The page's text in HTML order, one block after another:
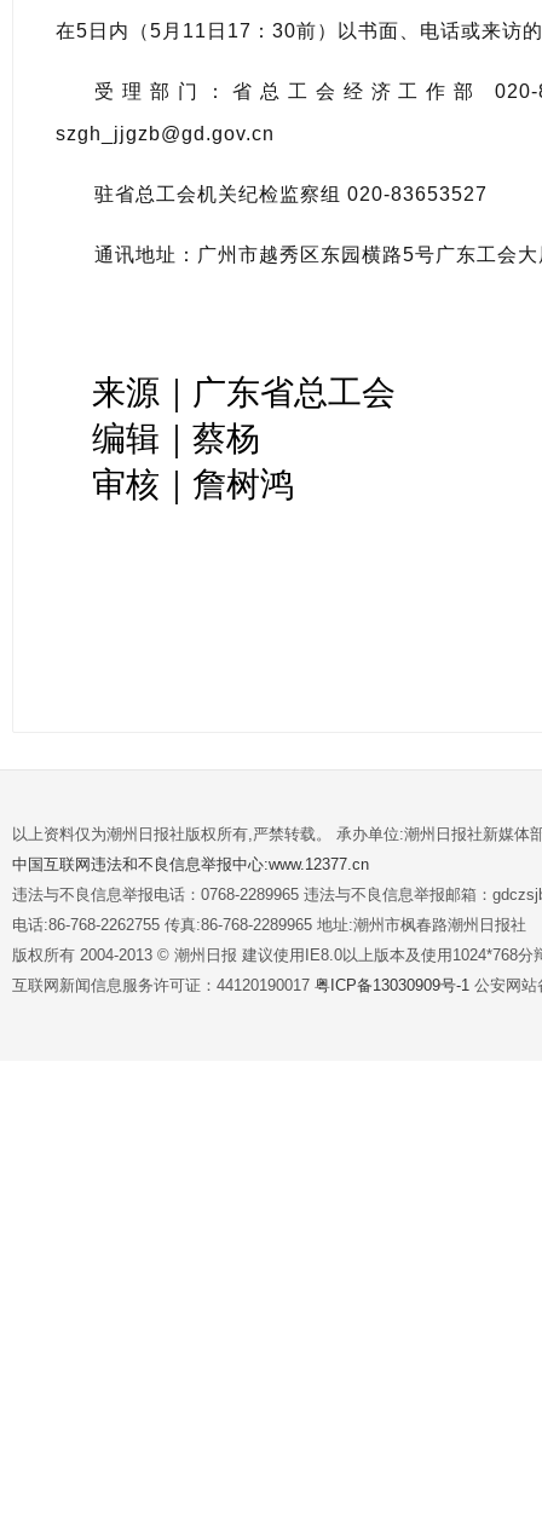
在5日内（5月11日17：30前）以书面、电话或来访
受理部门：省总工会经济工作部 020-
szgh_jjgzb@gd.gov.cn
驻省总工会机关纪检监察组 020-83653527
通讯地址：广州市越秀区东园横路5号广东工会
来源｜广东省总工会
编辑｜蔡杨
审核｜詹树鸿
以上资料仅为潮州日报社版权所有,严禁转载。 承办单位:潮州日报社新媒体
中国互联网违法和不良信息举报中心:www.12377.cn
违法与不良信息举报电话：0768-2289965 违法与不良信息举报邮箱：
电话:86-768-2262755 传真:86-768-2289965 地址:潮州市枫春路潮州日报社
版权所有 2004-2013 © 潮州日报 建议使用IE8.0以上版本及使用1024*768分
互联网新闻信息服务许可证：44120190017 粤ICP备13030909号-1 公安网站